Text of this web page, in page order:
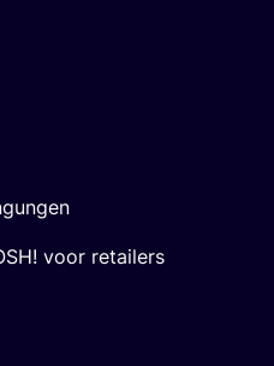
voor retailers